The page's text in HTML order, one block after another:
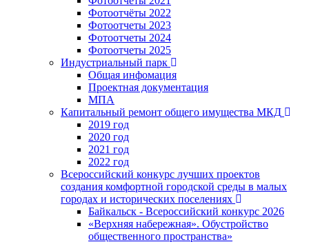
Фотоотчёты 2022
Фотоотчеты 2023
Фотоотчеты 2024
Фотоотчеты 2025
Индустриальный парк
Общая инфомация
Проектная документация
МПА
Капитальный ремонт общего имущества МКД
2019 год
2020 год
2021 год
2022 год
Всероссийский конкурс лучших проектов
создания комфортной городской среды в малых
городах и исторических поселениях
Байкальск - Всероссийский конкурс 2026
«Верхняя набережная». Обустройство
общественного пространства»